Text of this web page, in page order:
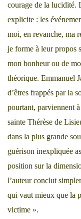
courage de la lucidité.
explicite : les
moi, en revanche, ma
je forme à leur propos
mon bonheur ou de
théorique. Emmanuel
d’êtres frappés par la
pourtant, parviennent
sainte Thérèse de
dans la plus grande
guérison inexpliquée
position sur la
l’auteur conclut
qui vaut mieux que la
victime ».